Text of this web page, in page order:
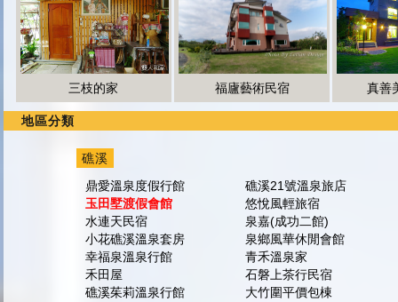
三枝的家 福廬藝術民宿 真善
地區分類
礁溪
鼎愛溫泉度假行館
礁溪21號溫泉旅店
玉田墅渡假會館
悠悅風輕旅宿
水連天民宿
泉嘉(成功二館)
小花礁溪溫泉套房
泉鄉風華休閒會館
幸福泉溫泉行館
青禾溫泉家
禾田屋
石磐上茶行民宿
礁溪茱莉溫泉行館
大竹圍平價包棟